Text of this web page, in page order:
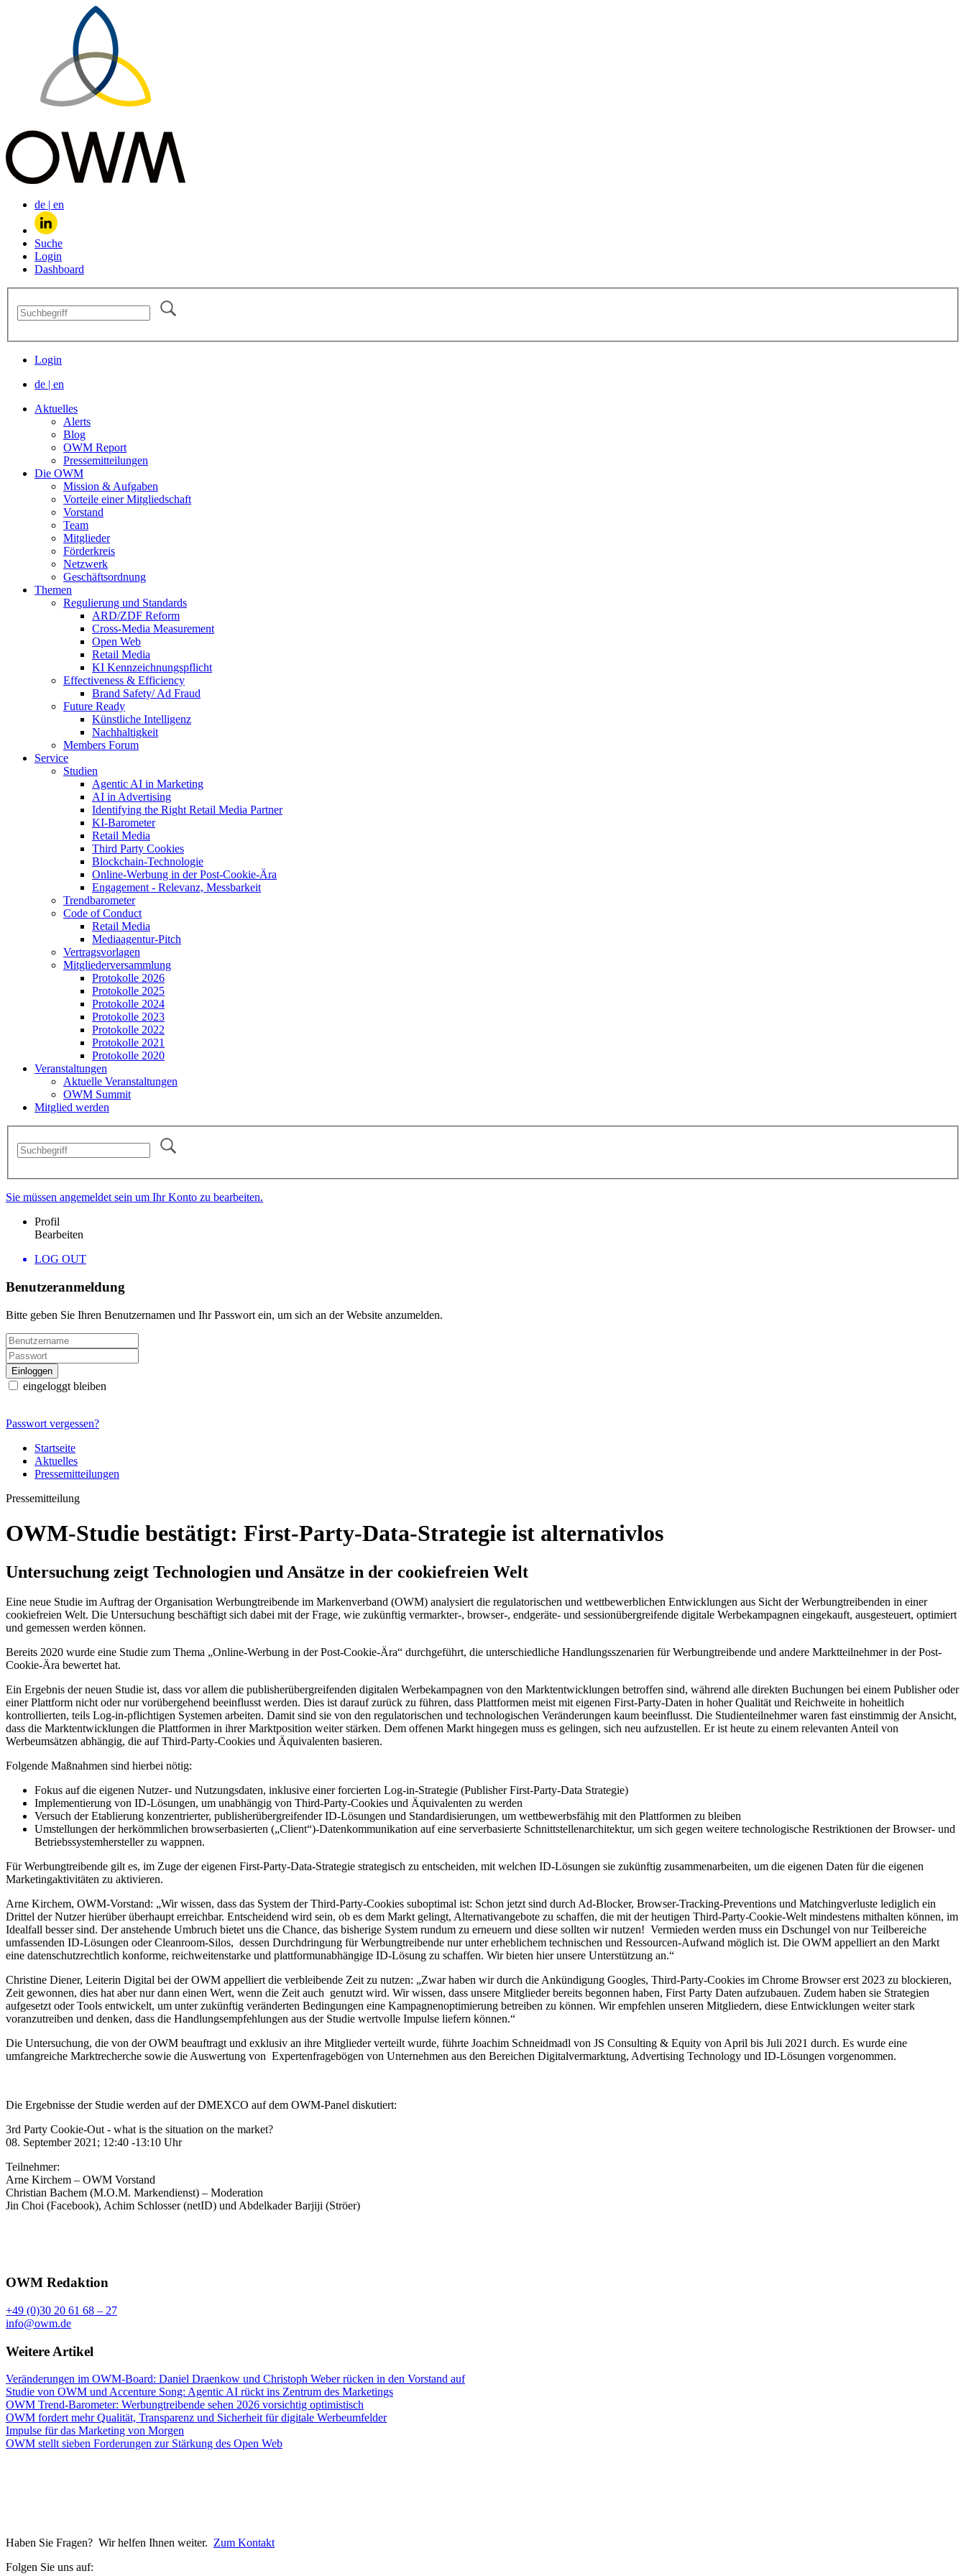
de | en
Suche
Login
Dashboard
Login
de | en
Aktuelles
Alerts
Blog
OWM Report
Pressemitteilungen
Die OWM
Mission & Aufgaben
Vorteile einer Mitgliedschaft
Vorstand
Team
Mitglieder
Förderkreis
Netzwerk
Geschäftsordnung
Themen
Regulierung und Standards
ARD/ZDF Reform
Cross-Media Measurement
Open Web
Retail Media
KI Kennzeichnungspflicht
Effectiveness & Efficiency
Brand Safety/ Ad Fraud
Future Ready
Künstliche Intelligenz
Nachhaltigkeit
Members Forum
Service
Studien
Agentic AI in Marketing
AI in Advertising
Identifying the Right Retail Media Partner
KI-Barometer
Retail Media
Third Party Cookies
Blockchain-Technologie
Online-Werbung in der Post-Cookie-Ära
Engagement - Relevanz, Messbarkeit
Trendbarometer
Code of Conduct
Retail Media
Mediaagentur-Pitch
Vertragsvorlagen
Mitgliederversammlung
Protokolle 2026
Protokolle 2025
Protokolle 2024
Protokolle 2023
Protokolle 2022
Protokolle 2021
Protokolle 2020
Veranstaltungen
Aktuelle Veranstaltungen
OWM Summit
Mitglied werden
Sie müssen angemeldet sein um Ihr Konto zu bearbeiten.
Profil
Bearbeiten
LOG OUT
Benutzeranmeldung
Bitte geben Sie Ihren Benutzernamen und Ihr Passwort ein, um sich an der Website anzumelden.
eingeloggt bleiben
Passwort vergessen?
Startseite
Aktuelles
Pressemitteilungen
Pressemitteilung
OWM-Studie bestätigt: First-Party-Data-Strategie ist alternativlos
Untersuchung zeigt Technologien und Ansätze in der cookiefreien Welt
Eine neue Studie im Auftrag der Organisation Werbungtreibende im Markenverband (OWM) analysiert die regulatorischen und wettbewerblichen Entwicklungen aus Sicht der Werbungtreibenden in einer
cookiefreien Welt. Die Untersuchung beschäftigt sich dabei mit der Frage, wie zukünftig vermarkter-, browser-, endgeräte- und sessionübergreifende digitale Werbekampagnen eingekauft, ausgesteuert, optimiert
und gemessen werden können.
Bereits 2020 wurde eine Studie zum Thema „Online-Werbung in der Post-Cookie-Ära“ durchgeführt, die unterschiedliche Handlungsszenarien für Werbungtreibende und andere Marktteilnehmer in der Post-
Cookie-Ära bewertet hat.
Ein Ergebnis der neuen Studie ist, dass vor allem die publisherübergreifenden digitalen Werbekampagnen von den Marktentwicklungen betroffen sind, während alle direkten Buchungen bei einem Publisher oder
einer Plattform nicht oder nur vorübergehend beeinflusst werden. Dies ist darauf zurück zu führen, dass Plattformen meist mit eigenen First-Party-Daten in hoher Qualität und Reichweite in hoheitlich
kontrollierten, teils Log-in-pflichtigen Systemen arbeiten. Damit sind sie von den regulatorischen und technologischen Veränderungen kaum beeinflusst. Die Studienteilnehmer waren fast einstimmig der Ansicht,
dass die Marktentwicklungen die Plattformen in ihrer Marktposition weiter stärken. Dem offenen Markt hingegen muss es gelingen, sich neu aufzustellen. Er ist heute zu einem relevanten Anteil von
Werbeumsätzen abhängig, die auf Third-Party-Cookies und Äquivalenten basieren.
Folgende Maßnahmen sind hierbei nötig:
Fokus auf die eigenen Nutzer- und Nutzungsdaten, inklusive einer forcierten Log-in-Strategie (Publisher First-Party-Data Strategie)
Implementierung von ID-Lösungen, um unabhängig von Third-Party-Cookies und Äquivalenten zu werden
Versuch der Etablierung konzentrierter, publisherübergreifender ID-Lösungen und Standardisierungen, um wettbewerbsfähig mit den Plattformen zu bleiben
Umstellungen der herkömmlichen browserbasierten („Client“)-Datenkommunikation auf eine serverbasierte Schnittstellenarchitektur, um sich gegen weitere technologische Restriktionen der Browser- und
Betriebssystemhersteller zu wappnen.
Für Werbungtreibende gilt es, im Zuge der eigenen First-Party-Data-Strategie strategisch zu entscheiden, mit welchen ID-Lösungen sie zukünftig zusammenarbeiten, um die eigenen Daten für die eigenen
Marketingaktivitäten zu aktivieren.
Arne Kirchem, OWM-Vorstand: „Wir wissen, dass das System der Third-Party-Cookies suboptimal ist: Schon jetzt sind durch Ad-Blocker, Browser-Tracking-Preventions und Matchingverluste lediglich ein
Drittel der Nutzer hierüber überhaupt erreichbar. Entscheidend wird sein, ob es dem Markt gelingt, Alternativangebote zu schaffen, die mit der heutigen Third-Party-Cookie-Welt mindestens mithalten können, im
Idealfall besser sind. Der anstehende Umbruch bietet uns die Chance, das bisherige System rundum zu erneuern und diese sollten wir nutzen! Vermieden werden muss ein Dschungel von nur Teilbereiche
umfassenden ID-Lösungen oder Cleanroom-Silos, dessen Durchdringung für Werbungtreibende nur unter erheblichem technischen und Ressourcen-Aufwand möglich ist. Die OWM appelliert an den Markt
eine datenschutzrechtlich konforme, reichweitenstarke und plattformunabhängige ID-Lösung zu schaffen. Wir bieten hier unsere Unterstützung an.“
Christine Diener, Leiterin Digital bei der OWM appelliert die verbleibende Zeit zu nutzen: „Zwar haben wir durch die Ankündigung Googles, Third-Party-Cookies im Chrome Browser erst 2023 zu blockieren,
Zeit gewonnen, dies hat aber nur dann einen Wert, wenn die Zeit auch genutzt wird. Wir wissen, dass unsere Mitglieder bereits begonnen haben, First Party Daten aufzubauen. Zudem haben sie Strategien
aufgesetzt oder Tools entwickelt, um unter zukünftig veränderten Bedingungen eine Kampagnenoptimierung betreiben zu können. Wir empfehlen unseren Mitgliedern, diese Entwicklungen weiter stark
voranzutreiben und denken, dass die Handlungsempfehlungen aus der Studie wertvolle Impulse liefern können.“
Die Untersuchung, die von der OWM beauftragt und exklusiv an ihre Mitglieder verteilt wurde, führte Joachim Schneidmadl von JS Consulting & Equity von April bis Juli 2021 durch. Es wurde eine
umfangreiche Marktrecherche sowie die Auswertung von Expertenfragebögen von Unternehmen aus den Bereichen Digitalvermarktung, Advertising Technology und ID-Lösungen vorgenommen.
Die Ergebnisse der Studie werden auf der DMEXCO auf dem OWM-Panel diskutiert:
3rd Party Cookie-Out - what is the situation on the market?
08. September 2021; 12:40 -13:10 Uhr
Teilnehmer:
Arne Kirchem – OWM Vorstand
Christian Bachem (M.O.M. Markendienst) – Moderation
Jin Choi (Facebook), Achim Schlosser (netID) und Abdelkader Barjiji (Ströer)
OWM Redaktion
+49 (0)30 20 61 68 – 27
info@owm.de
Weitere Artikel
Veränderungen im OWM-Board: Daniel Draenkow und Christoph Weber rücken in den Vorstand auf
Studie von OWM und Accenture Song: Agentic AI rückt ins Zentrum des Marketings
OWM Trend-Barometer: Werbungtreibende sehen 2026 vorsichtig optimistisch
OWM fordert mehr Qualität, Transparenz und Sicherheit für digitale Werbeumfelder
Impulse für das Marketing von Morgen
OWM stellt sieben Forderungen zur Stärkung des Open Web
Haben Sie Fragen? Wir helfen Ihnen weiter. Zum Kontakt
Folgen Sie uns auf: